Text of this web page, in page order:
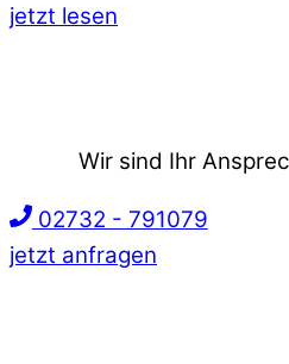
jetzt lesen
Wir sind Ihr
02732 - 791079
jetzt anfragen